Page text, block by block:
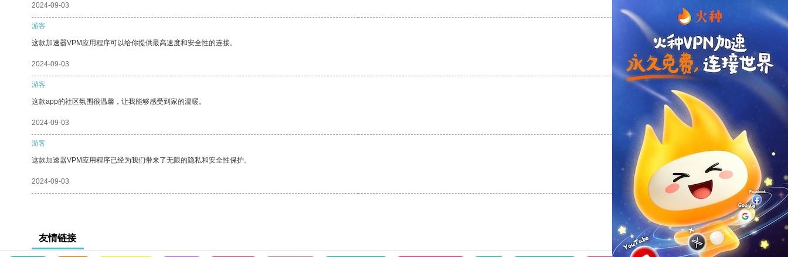
2024-09-03
游客
这款加速器VPM应用程序可以给你提供最高速度和安全性的连接。
2024-09-03 支持 [0] 反对[0]
游客
这款app的社区氛围很温馨，让我能够感受到家的温暖。
2024-09-03 支持[0] 反对
游客
这款加速器VPM应用程序已经为我们带来了无限的隐私和安全性保护。
2024-09-03 支持[0] 反对[0]
友情链接